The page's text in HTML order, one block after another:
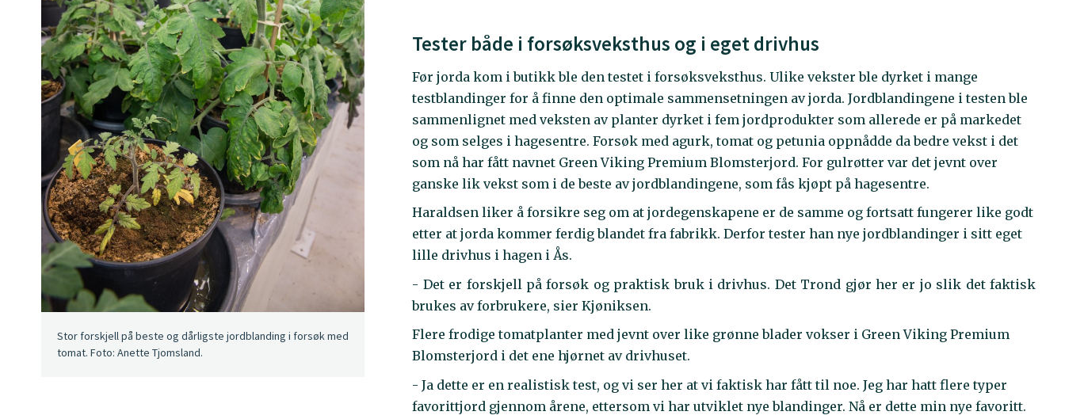
Tester både i forsøksveksthus og i eget drivhus
Før jorda kom i butikk ble den testet i forsøksveksthus. Ulike vekster ble dyrket i mange
testblandinger for å finne den optimale sammensetningen av jorda. Jordblandingene i testen ble
sammenlignet med veksten av planter dyrket i fem jordprodukter som allerede er på markedet
og som selges i hagesentre. Forsøk med agurk, tomat og petunia oppnådde da bedre vekst i det
som nå har fått navnet Green Viking Premium Blomsterjord. For gulrøtter var det jevnt over
ganske lik vekst som i de beste av jordblandingene, som fås kjøpt på hagesentre.
Haraldsen liker å forsikre seg om at jordegenskapene er de samme og fortsatt fungerer like godt
etter at jorda kommer ferdig blandet fra fabrikk. Derfor tester han nye jordblandinger i sitt eget
lille drivhus i hagen i Ås.
- Det er forskjell på forsøk og praktisk bruk i drivhus. Det Trond gjør her er jo slik det faktisk
brukes av forbrukere, sier Kjøniksen.
Flere frodige tomatplanter med jevnt over like grønne blader vokser i Green Viking Premium
Blomsterjord i det ene hjørnet av drivhuset.
- Ja dette er en realistisk test, og vi ser her at vi faktisk har fått til noe. Jeg har hatt flere typer
favorittjord gjennom årene, ettersom vi har utviklet nye blandinger. Nå er dette min nye favoritt.
Stor forskjell på beste og dårligste jordblanding i forsøk med
tomat. Foto: Anette Tjomsland.